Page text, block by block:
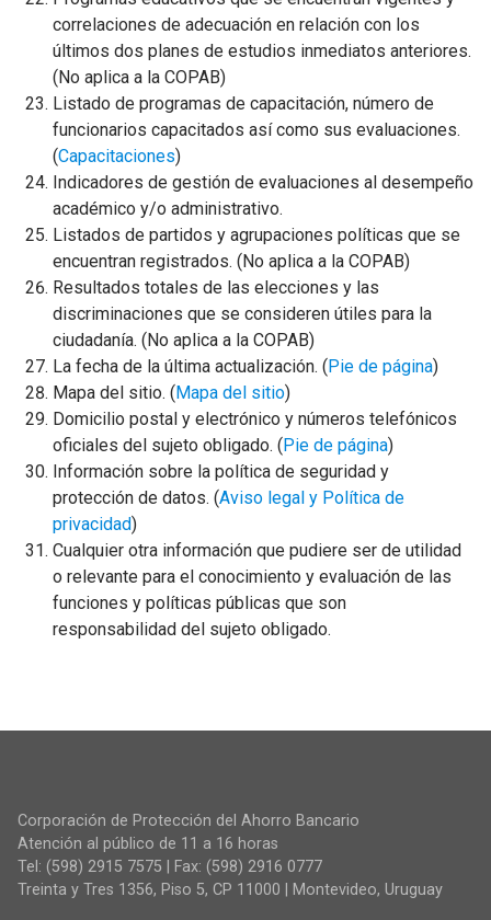
correlaciones de adecuación en relación con los
últimos dos planes de estudios inmediatos anteriores.
(No aplica a la COPAB)
Listado de programas de capacitación, número de
funcionarios capacitados así como sus evaluaciones.
(Capacitaciones)
Indicadores de gestión de evaluaciones al desempeño
académico y/o administrativo.
Listados de partidos y agrupaciones políticas que se
encuentran registrados. (No aplica a la COPAB)
Resultados totales de las elecciones y las
discriminaciones que se consideren útiles para la
ciudadanía. (No aplica a la COPAB)
La fecha de la última actualización. (Pie de página)
Mapa del sitio. (Mapa del sitio)
Domicilio postal y electrónico y números telefónicos
oficiales del sujeto obligado. (Pie de página)
Información sobre la política de seguridad y
protección de datos. (Aviso legal y Política de
privacidad)
Cualquier otra información que pudiere ser de utilidad
o relevante para el conocimiento y evaluación de las
funciones y políticas públicas que son
responsabilidad del sujeto obligado.
Corporación de Protección del Ahorro Bancario
Atención al público de 11 a 16 horas
Tel: (598) 2915 7575 | Fax: (598) 2916 0777
Treinta y Tres 1356, Piso 5, CP 11000 | Montevideo, Uruguay